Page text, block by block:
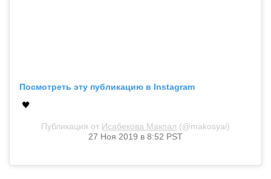
Посмотреть эту публикацию в Instagram
🖤
Публикация от Исабекова Макпал (@makosyai)
27 Ноя 2019 в 8:52 PST